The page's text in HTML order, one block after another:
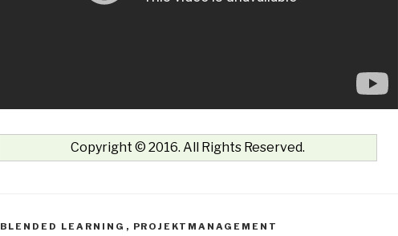
Copyright © 2016. All Rights Reserved.
KATEGORIEN
BLENDED LEARNING , PROJEKTMANAGEMENT